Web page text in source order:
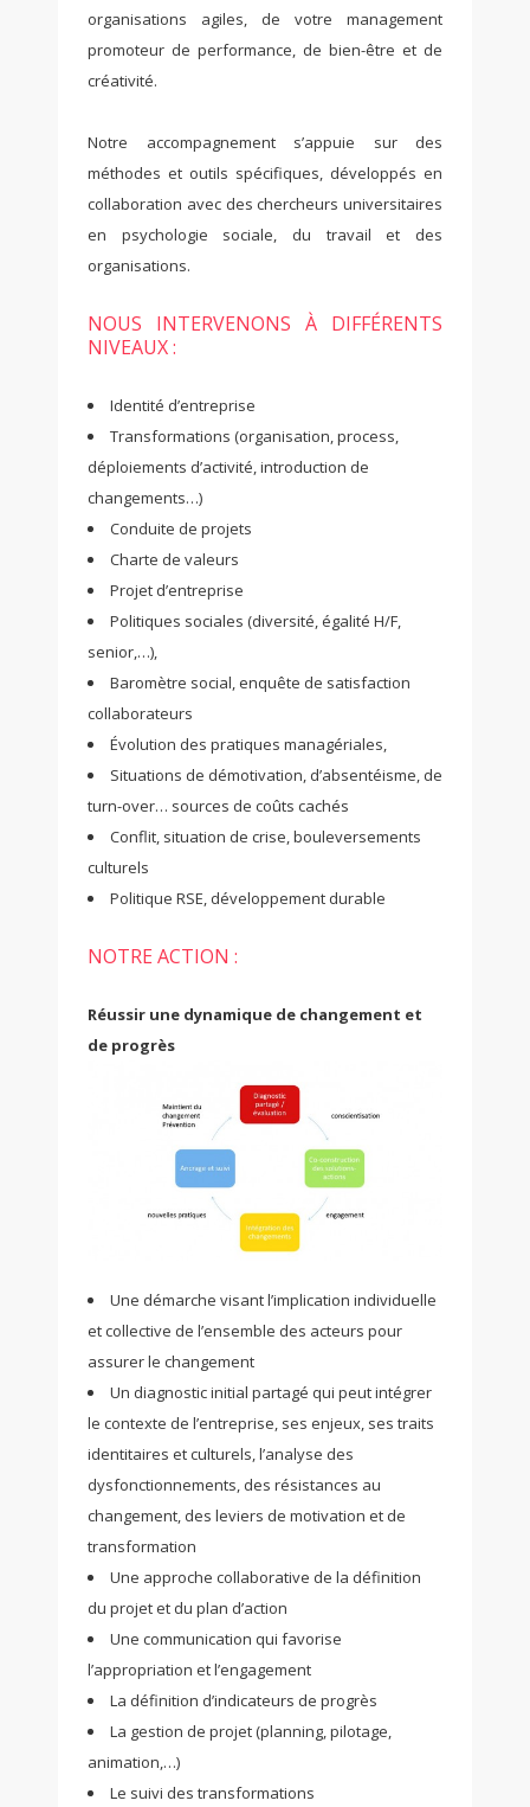
organisations agiles, de votre management
promoteur de performance, de bien-être et de
créativité.
Notre accompagnement s’appuie sur des
méthodes et outils spécifiques, développés en
collaboration avec des chercheurs universitaires
en psychologie sociale, du travail et des
organisations.
NOUS INTERVENONS À DIFFÉRENTS
NIVEAUX :
Identité d’entreprise
Transformations (organisation, process,
déploiements d’activité, introduction de
changements…)
Conduite de projets
Charte de valeurs
Projet d’entreprise
Politiques sociales (diversité, égalité H/F,
senior,…),
Baromètre social, enquête de satisfaction
collaborateurs
Évolution des pratiques managériales,
Situations de démotivation, d’absentéisme, de
turn-over… sources de coûts cachés
Conflit, situation de crise, bouleversements
culturels
Politique RSE, développement durable
NOTRE ACTION :
Réussir une dynamique de changement et
de progrès
Une démarche visant l’implication individuelle
et collective de l’ensemble des acteurs pour
assurer le changement
Un diagnostic initial partagé qui peut intégrer
le contexte de l’entreprise, ses enjeux, ses traits
identitaires et culturels, l’analyse des
dysfonctionnements, des résistances au
changement, des leviers de motivation et de
transformation
Une approche collaborative de la définition
du projet et du plan d’action
Une communication qui favorise
l’appropriation et l’engagement
La définition d’indicateurs de progrès
La gestion de projet (planning, pilotage,
animation,…)
Le suivi des transformations